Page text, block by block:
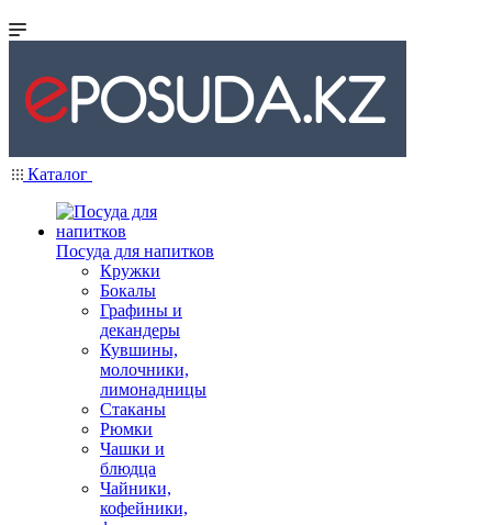
Каталог
Посуда для напитков
Кружки
Бокалы
Графины и
декандеры
Кувшины,
молочники,
лимонадницы
Стаканы
Рюмки
Чашки и
блюдца
Чайники,
кофейники,